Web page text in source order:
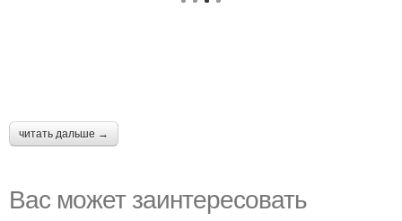
читать дальше →
Вас может заинтересовать